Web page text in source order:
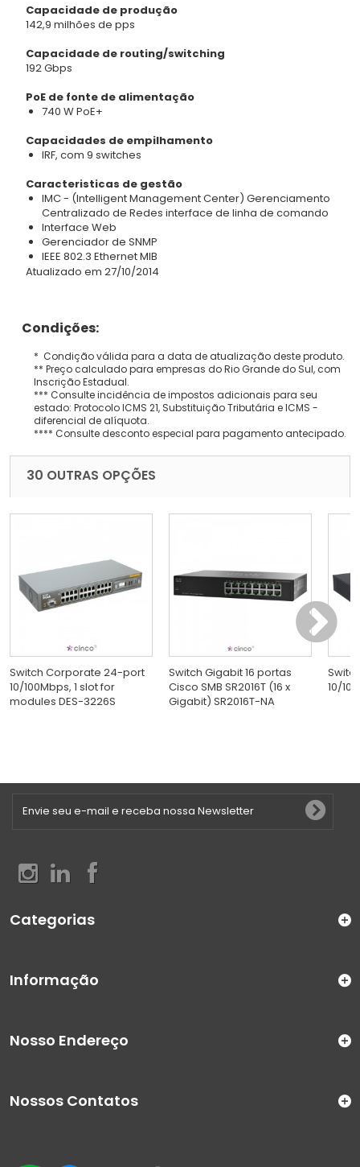
Capacidade de produção
142,9 milhões de pps
Capacidade de routing/switching
192 Gbps
PoE de fonte de alimentação
740 W PoE+
Capacidades de empilhamento
IRF, com 9 switches
Caracteristicas de gestão
IMC - (Intelligent Management Center) Gerenciamento
Centralizado de Redes interface de linha de comando
Interface Web
Gerenciador de SNMP
IEEE 802.3 Ethernet MIB
Atualizado em 27/10/2014
Condições:
* Condição válida para a data de atualização deste produto.
** Preço calculado para empresas do Rio Grande do Sul, com
Inscrição Estadual.
*** Consulte incidência de impostos adicionais para seu
estado: Protocolo ICMS 21, Substituição Tributária e ICMS -
diferencial de alíquota.
**** Consulte desconto especial para pagamento antecipado.
30 OUTRAS OPÇÕES
Switch Corporate 24-port
10/100Mbps, 1 slot for
modules DES-3226S
Switch Gigabit 16 portas
Cisco SMB SR2016T (16 x
Gigabit) SR2016T-NA
10/
Categorias
Informação
Nosso Endereço
Nossos Contatos